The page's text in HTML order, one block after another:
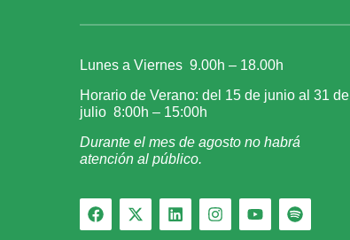
Lunes a Viernes 9.00h – 18.00h
Horario de Verano: del 15 de junio al 31 de
julio 8:00h – 15:00h
Durante el mes de agosto no habrá
atención al público.